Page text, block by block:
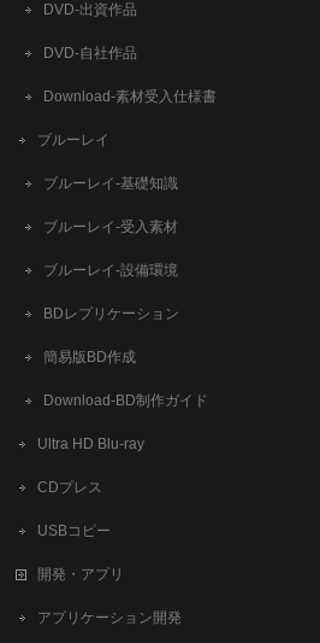
DVD-出資作品
DVD-自社作品
​Download-素材受入仕様書
ブルーレイ
ブルーレイ-基礎知識
ブルーレイ-受入素材
ブルーレイ-設備環境
BDレプリケーション
簡易版BD作成
​Download-BD制作ガイド
Ultra HD Blu-ray
CDプレス
USBコピー
開発・アプリ
アプリケーション開発